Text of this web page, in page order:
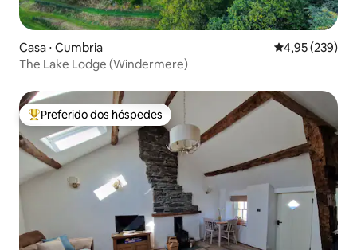
Casa ⋅ Cumbria 4,95 de uma
4,95 (239)
The Lake Lodge (Windermere)
Entre os melhores preferidos dos hóspedes
Preferido dos hóspedes